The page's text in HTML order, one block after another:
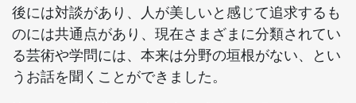
後には対談があり、人が美しいと感じて追求するも
のには共通点があり、現在さまざまに分類されてい
る芸術や学問には、本来は分野の垣根がない、とい
うお話を聞くことができました。